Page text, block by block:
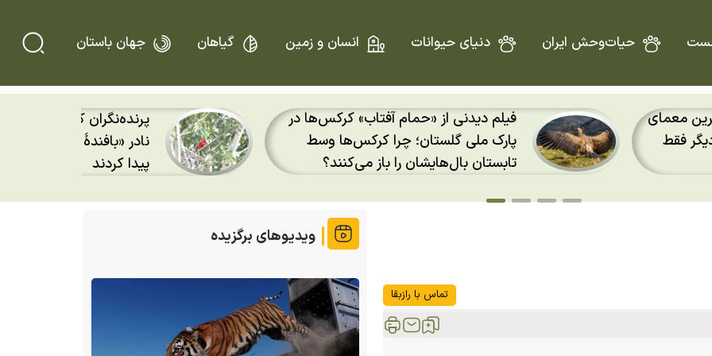
حیات‌وحش ایران دنیای حیوانات انسان و زمین گیاهان جهان باستان
در
وسط
پرنده‌نگران کنیایی پس از ۱۲ سال، پرندهٔ
نادر «بافندهٔ سرخ» را دوباره در جنگل بونی
پیدا کردند
معروف به «نهنگ قاتل»
بازار ایران ۲۰۰ میلیون تومان است
تماس با رازبقا
ویدیوهای برگزیده